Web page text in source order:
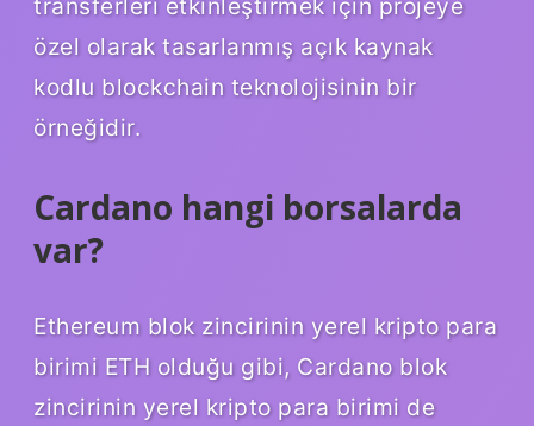
transferleri etkinleştirmek için projeye
özel olarak tasarlanmış açık kaynak
kodlu blockchain teknolojisinin bir
örneğidir.
Cardano hangi borsalarda
var?
Ethereum blok zincirinin yerel kripto para
birimi ETH olduğu gibi, Cardano blok
zincirinin yerel kripto para birimi de